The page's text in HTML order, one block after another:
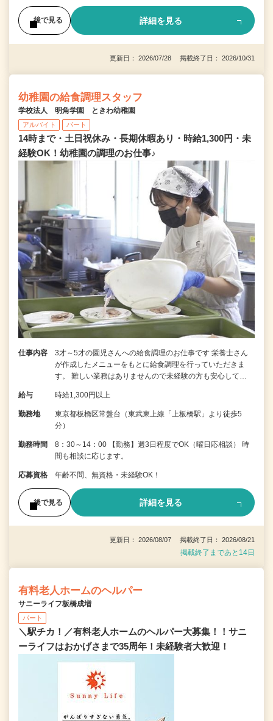
後で見る 詳細を見る
更新日： 2026/07/28 掲載終了日： 2026/10/31
幼稚園の給食調理スタッフ
学校法人 明角学園 ときわ幼稚園
アルバイト パート
14時まで・土日祝休み・長期休暇あり・時給1,300円・未
経験OK！幼稚園の調理のお仕事♪
仕事内容
3才～5才の園児さんへの給食調理のお仕事です 栄養士さん
が作成したメニューをもとに給食調理を行っていただきま
す。 難しい業務はありませんので未経験の方も安心して…
給与 時給1,300円以上
勤務地
東京都板橋区常盤台（東武東上線「上板橋駅」より徒歩5
分）
勤務時間
8：30～14：00 【勤務】週3日程度でOK（曜日応相談） 時
間も相談に応じます。
応募資格 年齢不問、無資格・未経験OK！
後で見る 詳細を見る
更新日： 2026/08/07 掲載終了日： 2026/08/21
掲載終了まであと14日
有料老人ホームのヘルパー
サニーライフ板橋成増
パート
＼駅チカ！／有料老人ホームのヘルパー大募集！！サニ
ーライフはおかげさまで35周年！未経験者大歓迎！